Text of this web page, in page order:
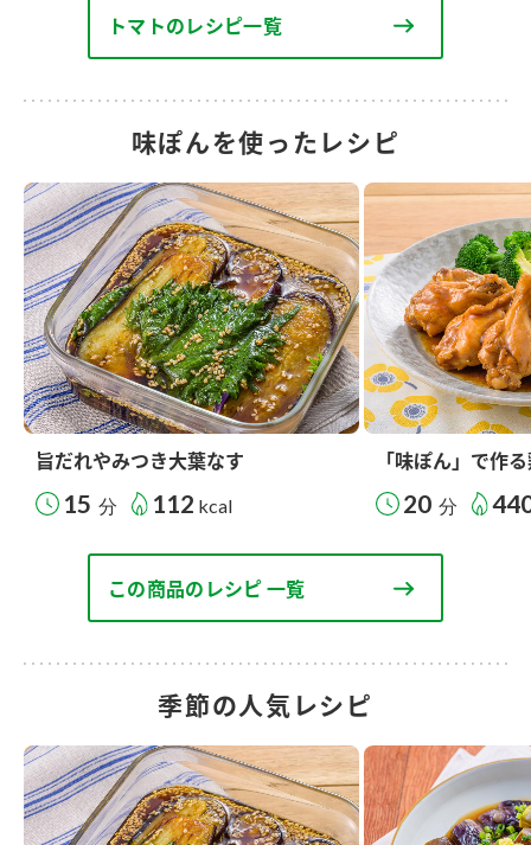
トマトのレシピ一覧
味ぽんを使ったレシピ
旨だれやみつき大葉なす
15 分 112 kcal
「味ぽん」で作
20 分
この商品のレシピ 一覧
季節の人気レシピ